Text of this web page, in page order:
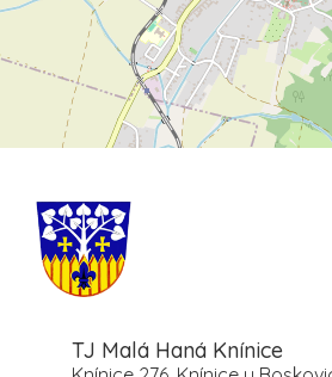
TJ Malá Haná Knínice